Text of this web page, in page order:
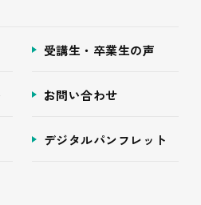
受講生・卒業生の声
お問い合わせ
デジタルパンフレット